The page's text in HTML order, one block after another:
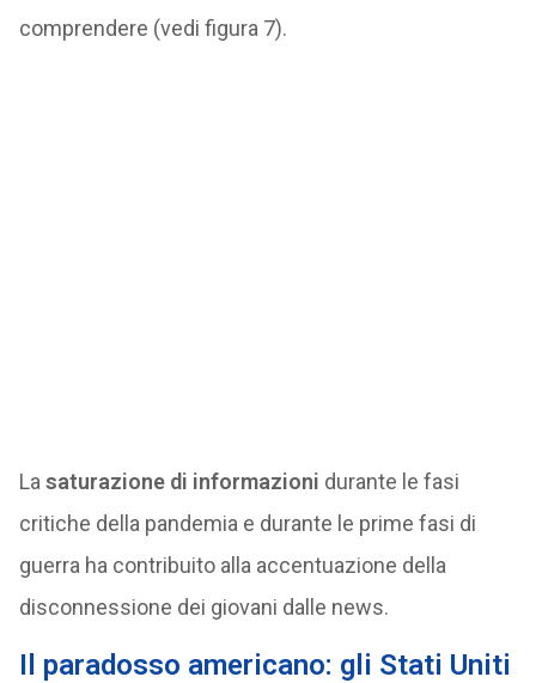
comprendere (vedi figura 7).
La saturazione di informazioni durante le fasi
critiche della pandemia e durante le prime fasi di
guerra ha contribuito alla accentuazione della
disconnessione dei giovani dalle news.
Il paradosso americano: gli Stati Uniti